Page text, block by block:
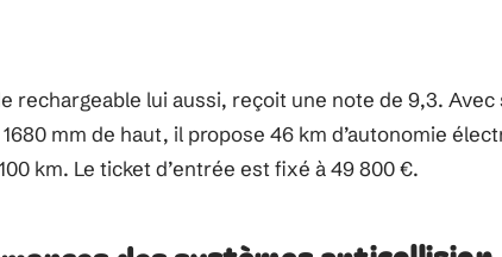
rechargeable lui aussi, reçoit une note de 9,3. Avec
mm de haut, il propose 46 km d’autonomie
km. Le ticket d’entrée est fixé à 49 800 €.